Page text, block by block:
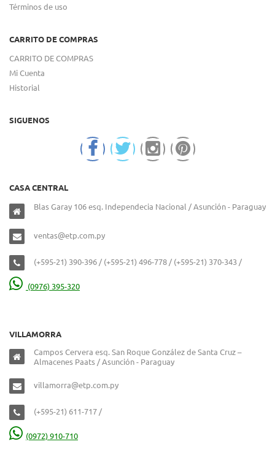
Términos de uso
CARRITO DE COMPRAS
CARRITO DE COMPRAS
Mi Cuenta
Historial
SIGUENOS
CASA CENTRAL
Blas Garay 106 esq. Independecia Nacional / Asunción - Paraguay
ventas@etp.com.py
(+595-21) 390-396 / (+595-21) 496-778 / (+595-21) 370-343 /
(0976) 395-320
VILLAMORRA
Campos Cervera esq. San Roque González de Santa Cruz –
Almacenes Paats / Asunción - Paraguay
villamorra@etp.com.py
(+595-21) 611-717 /
(0972) 910-710